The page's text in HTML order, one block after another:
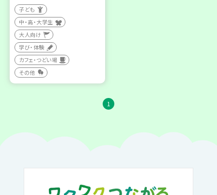
子ども
中・高・大学生
大人向け
学び・体験
カフェ・つどい場
その他
1